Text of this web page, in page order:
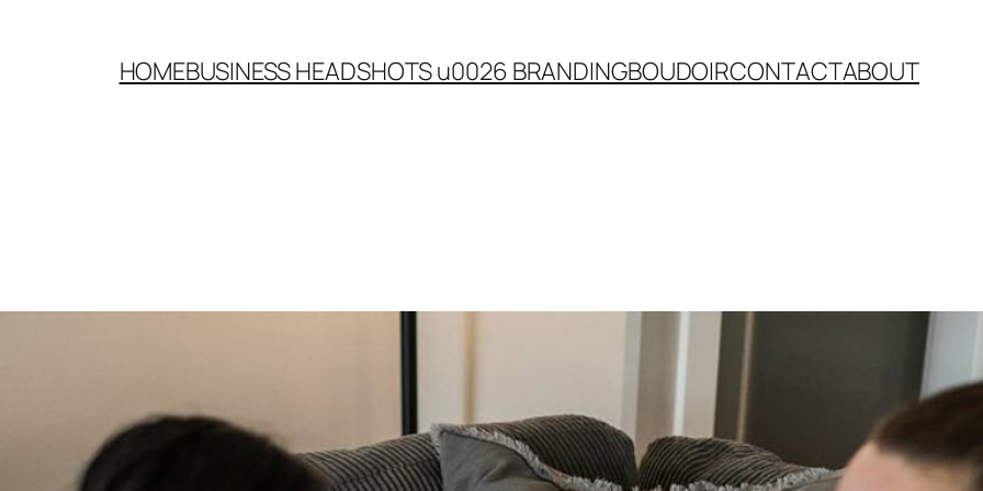
HOMEBUSINESS HEADSHOTS u0026 BRANDINGBOUDOIRCONTACTABOUT